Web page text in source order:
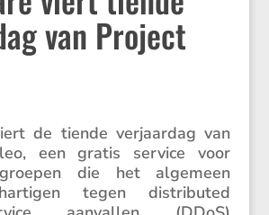
van Project
de tiende verjaardag van
een gratis service voor
die het algemeen
tegen distri­buted